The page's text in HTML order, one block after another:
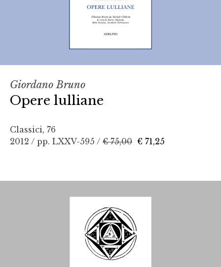
Giordano Bruno
Opere lulliane
Classici, 76
2012 / pp. LXXV-595 / € 75,00 € 71,25